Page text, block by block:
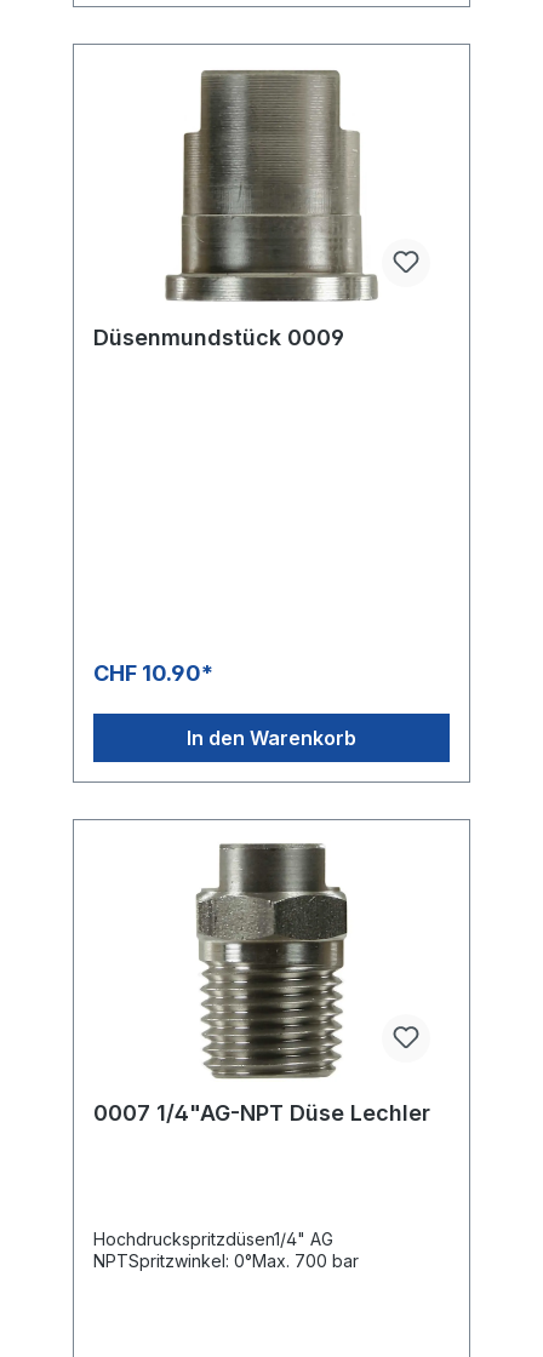
Düsenmundstück 0009
CHF 10.90*
In den Warenkorb
0007 1/4"AG-NPT Düse Lechler
Hochdruckspritzdüsen1/4" AG
NPTSpritzwinkel: 0°Max. 700 bar